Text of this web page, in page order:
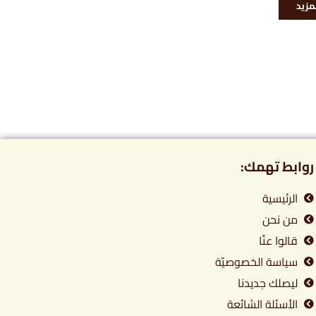
روابط تهمك:
الرئيسية
من نحن
قالوا عنّا
سياسة الخصوصيّة
ليصلك جديدنا
الأسئلة الشائعة